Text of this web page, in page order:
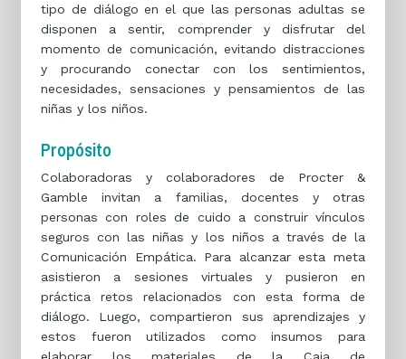
tipo de diálogo en el que las personas adultas se
disponen a sentir, comprender y disfrutar del
momento de comunicación, evitando distracciones
y procurando conectar con los sentimientos,
necesidades, sensaciones y pensamientos de las
niñas y los niños.
Propósito
Colaboradoras y colaboradores de Procter &
Gamble invitan a familias, docentes y otras
personas con roles de cuido a construir vínculos
seguros con las niñas y los niños a través de la
Comunicación Empática. Para alcanzar esta meta
asistieron a sesiones virtuales y pusieron en
práctica retos relacionados con esta forma de
diálogo. Luego, compartieron sus aprendizajes y
estos fueron utilizados como insumos para
elaborar los materiales de la Caja de